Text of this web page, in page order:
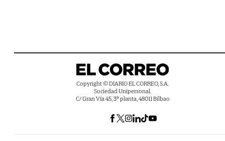
Copyright © DIARIO EL CORREO, S.A.
Sociedad Unipersonal.
C/ Gran Vía 45, 3ª planta, 48011 Bilbao